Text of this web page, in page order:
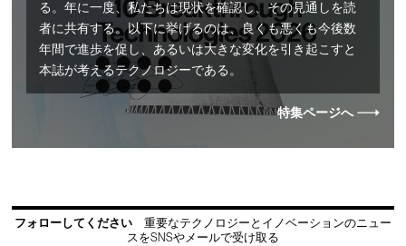
る。年に一度、私たちは現状を確認し、その見通しを読
者に共有する。以下に挙げるのは、良くも悪くも今後数
年間で進歩を促し、あるいは大きな変化を引き起こすと
本誌が考えるテクノロジーである。
特集ページへ
フォローしてください
重要なテクノロジーとイノベーションのニュー
スをSNSやメールで受け取る